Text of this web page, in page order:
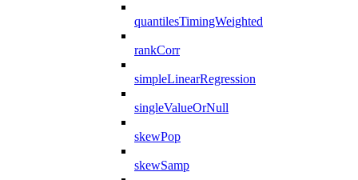
quantilesTimingWeighted
rankCorr
simpleLinearRegression
singleValueOrNull
skewPop
skewSamp